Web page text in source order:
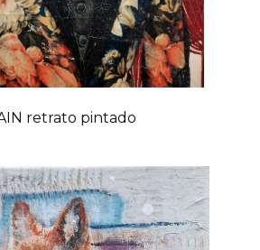
retrato pintado